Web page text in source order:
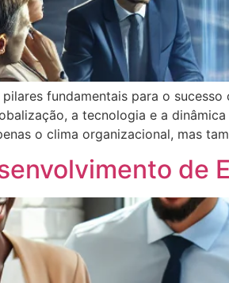
fundamentais para o
a tecnologia e a
o clima organizacional, mas
de